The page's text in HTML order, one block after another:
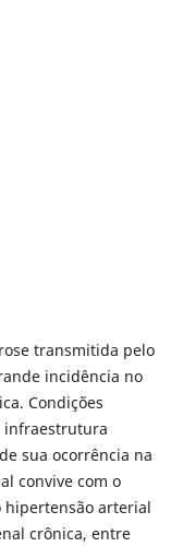
transmitida pelo
incidência no
Condições
infraestrutura
sua ocorrência na
convive com o
hipertensão arterial
crônica, entre